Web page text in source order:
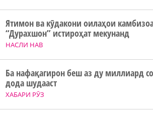
НАСЛИ НАВ
Ятимон ва кӯдакони оилаҳои
“Дурахшон” истироҳат мекунанд
ХАБАРИ РӮЗ
Ба нафақагирон беш аз ду миллиард
дода шудааст